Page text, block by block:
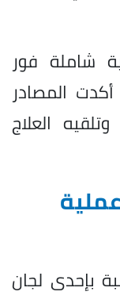
شاملة فور
المصادر
العلاج
بإحدى لجان